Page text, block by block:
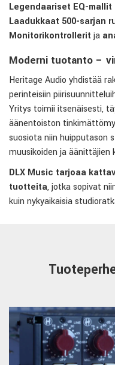
Legendaariset EQ-mallit
Laadukkaat 500-sarjan
Monitorikontrollerit ja
Moderni tuotanto –
Heritage Audio yhdistää
perinteisiin
Yritys toimii itsenäisesti,
äänentoiston
suosiota niin huipputason
muusikoiden ja äänittäjien
DLX Music tarjoaa
tuotteita, jotka sopivat
kuin nykyaikaisia